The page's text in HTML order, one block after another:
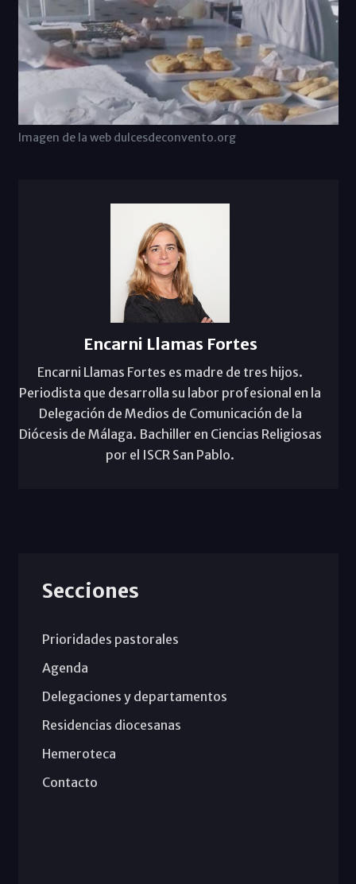
Imagen de la web dulcesdeconvento.org
Encarni Llamas Fortes
Encarni Llamas Fortes es madre de tres hijos.
Periodista que desarrolla su labor profesional en la
Delegación de Medios de Comunicación de la
Diócesis de Málaga. Bachiller en Ciencias Religiosas
por el ISCR San Pablo.
Secciones
Prioridades pastorales
Agenda
Delegaciones y departamentos
Residencias diocesanas
Hemeroteca
Contacto